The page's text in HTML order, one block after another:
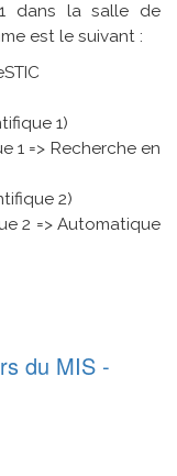
dans la salle de
est le suivant :
1)
1 => Recherche en
2)
2 => Automatique
du MIS -